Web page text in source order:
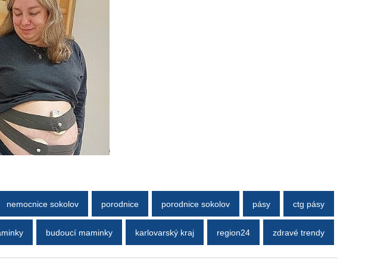
nemocnice sokolov porodnice porodnice sokolov pásy ctg pásy
budoucí maminky karlovarský kraj region24 zdravé trendy